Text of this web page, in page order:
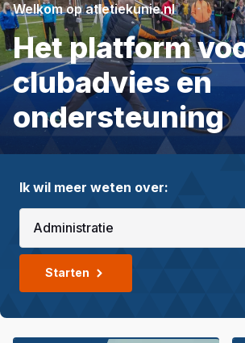
Welkom op atletiekunie.nl
Het platform
clubadvies en
ondersteuning
Ik wil meer weten over:
Starten